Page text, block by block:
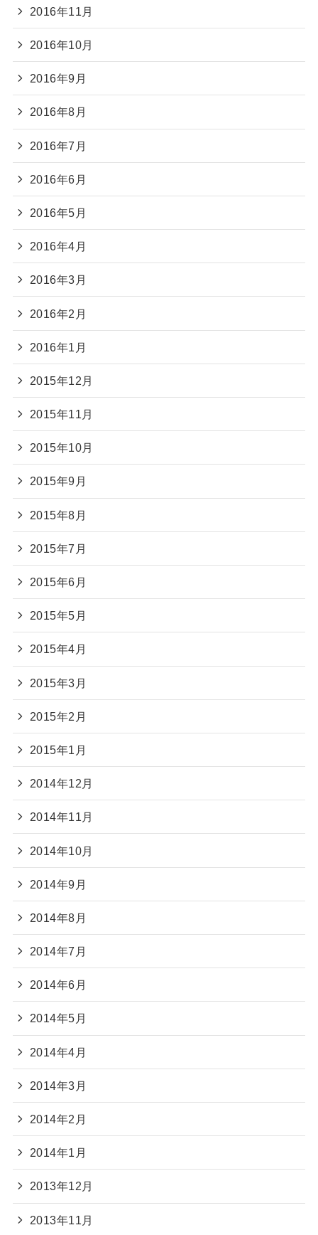
2016年11月
2016年10月
2016年9月
2016年8月
2016年7月
2016年6月
2016年5月
2016年4月
2016年3月
2016年2月
2016年1月
2015年12月
2015年11月
2015年10月
2015年9月
2015年8月
2015年7月
2015年6月
2015年5月
2015年4月
2015年3月
2015年2月
2015年1月
2014年12月
2014年11月
2014年10月
2014年9月
2014年8月
2014年7月
2014年6月
2014年5月
2014年4月
2014年3月
2014年2月
2014年1月
2013年12月
2013年11月